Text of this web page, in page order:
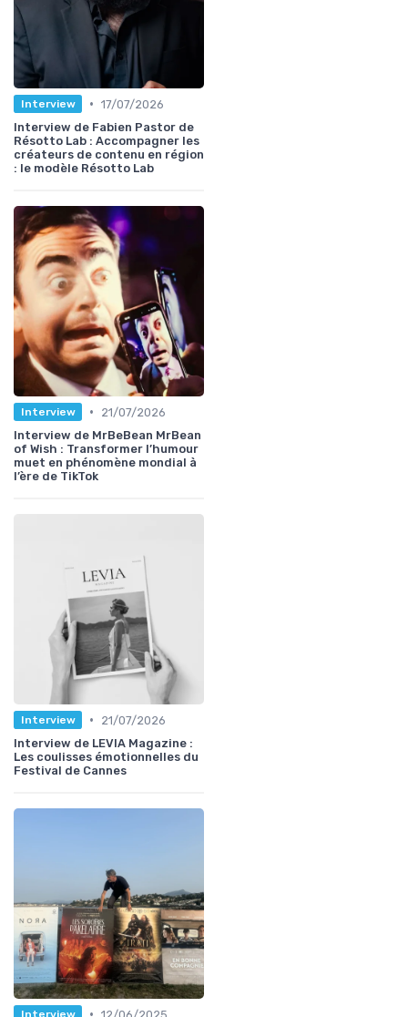
Interview • 17/07/2026
Interview de Fabien Pastor de
Résotto Lab : Accompagner les
créateurs de contenu en région
: le modèle Résotto Lab
Interview •
21/07/2026
Interview de MrBeBean MrBean
of Wish : Transformer l’humour
muet en phénomène mondial à
l’ère de TikTok
Interview •
21/07/2026
Interview de LEVIA Magazine :
Les coulisses émotionnelles du
Festival de Cannes
Interview